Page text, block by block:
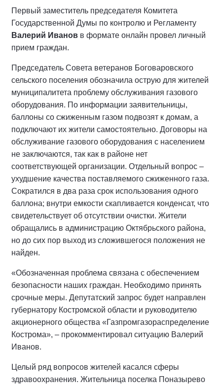
Первый заместитель председателя Комитета
Государственной Думы по контролю и Регламенту
Валерий Иванов в формате онлайн провел личный
прием граждан.
Председатель Совета ветеранов Боговаровского
сельского поселения обозначила острую для жителей
муниципалитета проблему обслуживания газового
оборудования. По информации заявительницы,
баллоны со сжиженным газом подвозят к домам, а
подключают их жители самостоятельно. Договоры на
обслуживание газового оборудования с населением
не заключаются, так как в районе нет
соответствующей организации. Отдельный вопрос –
ухудшение качества поставляемого сжиженного газа.
Сократился в два раза срок использования одного
баллона; внутри емкости скапливается конденсат, что
свидетельствует об отсутствии очистки. Жители
обращались в администрацию Октябрьского района,
но до сих пор выход из сложившегося положения не
найден.
«Обозначенная проблема связана с обеспечением
безопасности наших граждан. Необходимо принять
срочные меры. Депутатский запрос будет направлен
губернатору Костромской области и руководителю
акционерного общества «Газпромгазораспределение
Кострома», – прокомментировал ситуацию Валерий
Иванов.
Целый ряд вопросов жителей касался сферы
здравоохранения. Жительница поселка Поназырево